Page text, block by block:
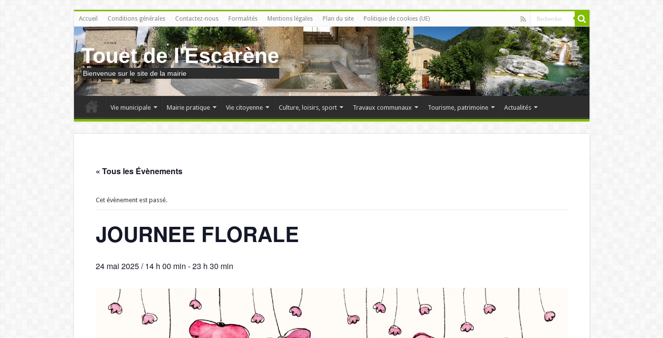
Accueil Conditions générales Contactez-nous Formalités Mentions légales Plan du site Politique de cookies (UE)
Touet de l'Escarène
Bienvenue sur le site de la mairie
Vie municipale Mairie pratique Vie citoyenne Culture, loisirs, sport Travaux communaux Tourisme, patrimoine Actualités
« Tous les Évènements
Cet évènement est passé.
JOURNEE FLORALE
24 mai 2025 / 14 h 00 min -23 h 30 min